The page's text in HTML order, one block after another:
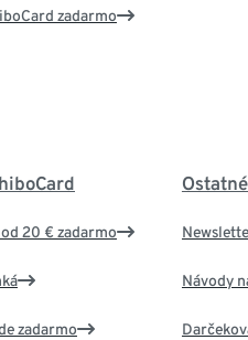
zadarmo
20 € zadarmo
zadarmo
Návody